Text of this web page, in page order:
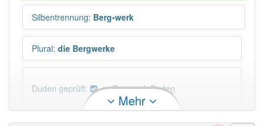
Silbentrennung: Berg•werk
Plural: die Bergwerke
Duden geprüft: Bergwerk Duden
Mehr